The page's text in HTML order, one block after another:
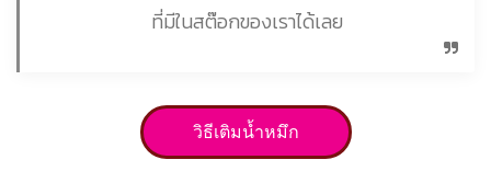
ที่มีในสต๊อกของเราได้เลย
วิธีเติมน้ำหมึก